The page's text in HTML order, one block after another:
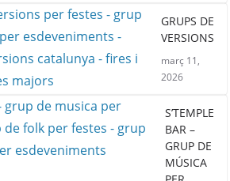
GRUPS DE
VERSIONS
març 11,
2026
S’TEMPLE
BAR –
GRUP DE
MÚSICA